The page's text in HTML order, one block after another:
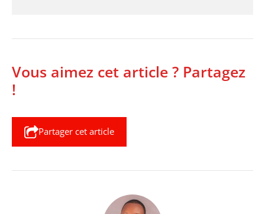
Vous aimez cet article ? Partagez
!
Partager cet article